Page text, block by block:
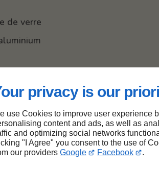
privacy is our
use Cookies to improve user experience
content and ads, as well as
and optimizing social networks
"I Agree" you consent to the use of
our providers Google Facebook .
de verre